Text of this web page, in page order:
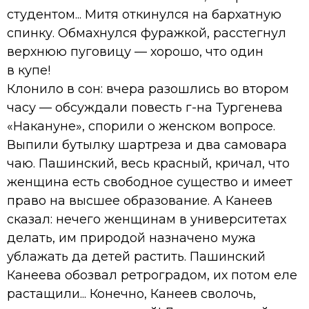
студентом... Митя откинулся на бархатную
спинку. Обмахнулся фуражкой, расстегнул
верхнюю пуговицу — хорошо, что один
в купе!
Клонило в сон: вчера разошлись во втором
часу — обсуждали повесть г-на Тургенева
«Накануне», спорили о женском вопросе.
Выпили бутылку шартреза и два самовара
чаю. Пашинский, весь красный, кричал, что
женщина есть свободное существо и имеет
право на высшее образование. А Канеев
сказал: нечего женщинам в университетах
делать, им природой назначено мужа
ублажать да детей растить. Пашинский
Канеева обозвал ретроградом, их потом еле
растащили... Конечно, Канеев сволочь,